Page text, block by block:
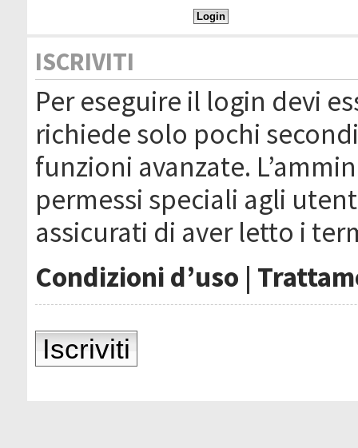
ISCRIVITI
Per eseguire il login devi
richiede solo pochi
funzioni avanzate.
permessi speciali agli
assicurati di aver letto i
Condizioni d’uso |
Iscriviti